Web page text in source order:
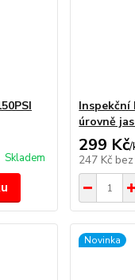
Skladem
Inspekční
úrovně
299 Kč/
247 Kč
Novinka